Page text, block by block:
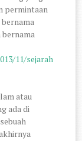
permintaan
bernama
11/sejarah
atau
ada di